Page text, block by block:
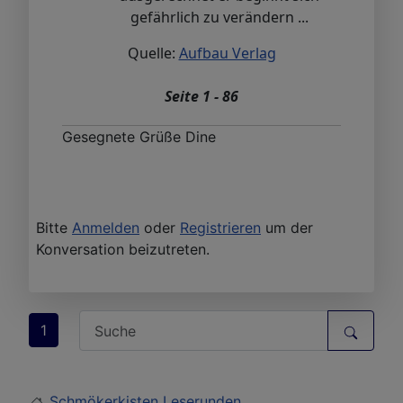
gefährlich zu verändern ...
Quelle: Aufbau Verlag
Seite 1 - 86
Gesegnete Grüße Dine
Bitte Anmelden oder Registrieren um der
Konversation beizutreten.
1